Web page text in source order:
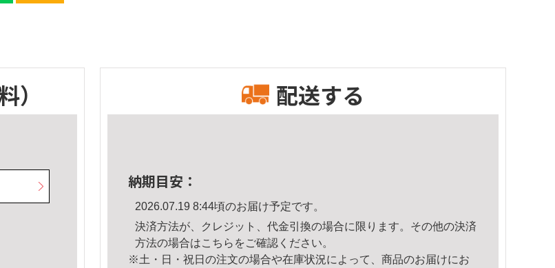
） 配送する
納期目安：
2026.07.19 8:44頃のお届け予定です。
決済方法が、クレジット、代金引換の場合に限ります。その他の決済
方法の場合はこちら をご確認ください。
※土・日・祝日の注文の場合や在庫状況によって、商品のお届けにお